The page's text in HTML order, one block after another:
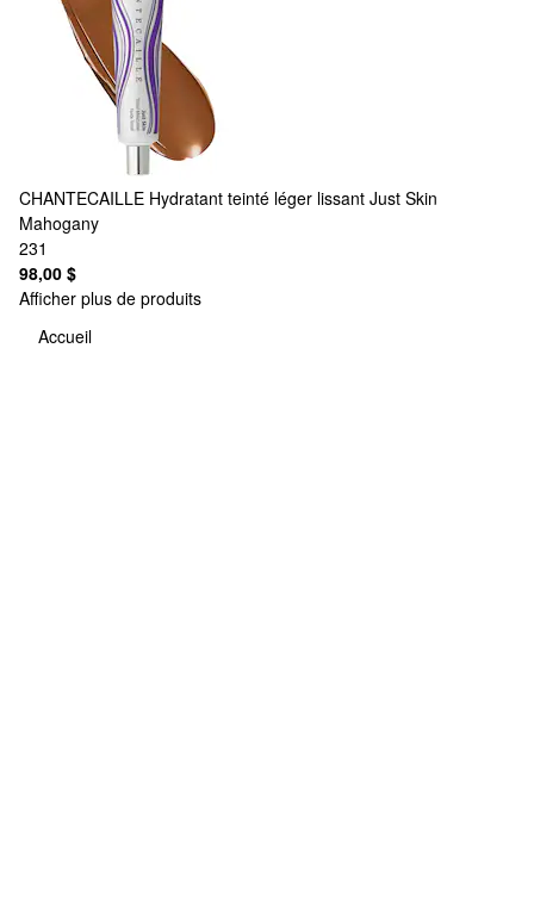
CHANTECAILLE Hydratant teinté léger lissant Just Skin
Mahogany
231
98,00 $
Afficher plus de produits
Accueil